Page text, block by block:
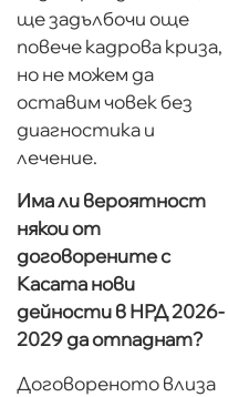
ще задълбочи още
повече кадрова криза,
но не можем да
оставим човек без
диагностика и
лечение.
Има ли вероятност
някои от
договорените с
Касата нови
дейности в НРД 2026-
2029 да отпаднат?
Договореното влиза